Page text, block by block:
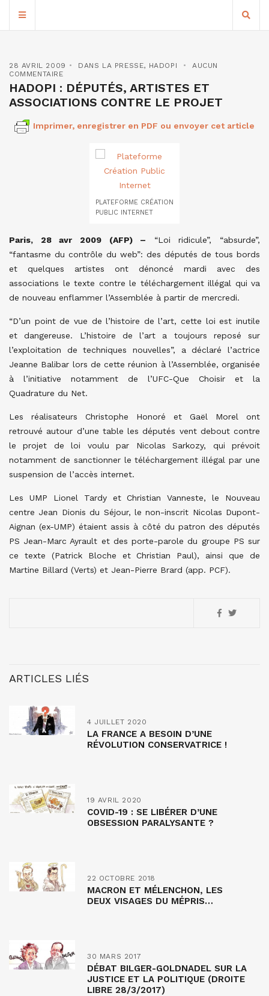
28 AVRIL 2009 DANS LA PRESSE, HADOPI
AUCUN
COMMENTAIRE
HADOPI : DÉPUTÉS, ARTISTES ET
ASSOCIATIONS CONTRE LE PROJET
Imprimer, enregistrer en PDF ou envoyer cet article
PLATEFORME CRÉATION
PUBLIC INTERNET
Paris, 28 avr 2009 (AFP) – “Loi ridicule”, “absurde”,
“fantasme du contrôle du web”: des députés de tous bords
et quelques artistes ont dénoncé mardi avec des
associations le texte contre le téléchargement illégal qui va
de nouveau enflammer l’Assemblée à partir de mercredi.
“D’un point de vue de l’histoire de l’art, cette loi est inutile
et dangereuse. L’histoire de l’art a toujours reposé sur
l’exploitation de techniques nouvelles”, a déclaré l’actrice
Jeanne Balibar lors de cette réunion à l’Assemblée, organisée
à l’initiative notamment de l’UFC-Que Choisir et la
Quadrature du Net.
Les réalisateurs Christophe Honoré et Gaël Morel ont
retrouvé autour d’une table les députés vent debout contre
le projet de loi voulu par Nicolas Sarkozy, qui prévoit
notamment de sanctionner le téléchargement illégal par une
suspension de l’accès internet.
Les UMP Lionel Tardy et Christian Vanneste, le Nouveau
centre Jean Dionis du Séjour, le non-inscrit Nicolas Dupont-
Aignan (ex-UMP) étaient assis à côté du patron des députés
PS Jean-Marc Ayrault et des porte-parole du groupe PS sur
ce texte (Patrick Bloche et Christian Paul), ainsi que de
Martine Billard (Verts) et Jean-Pierre Brard (app. PCF).
ARTICLES LIÉS
4 JUILLET 2020
LA FRANCE A BESOIN D’UNE
RÉVOLUTION CONSERVATRICE !
19 AVRIL 2020
COVID-19 : SE LIBÉRER D’UNE
OBSESSION PARALYSANTE ?
22 OCTOBRE 2018
MACRON ET MÉLENCHON, LES
DEUX VISAGES DU MÉPRIS…
30 MARS 2017
DÉBAT BILGER-GOLDNADEL SUR LA
JUSTICE ET LA POLITIQUE (DROITE
LIBRE 28/3/2017)